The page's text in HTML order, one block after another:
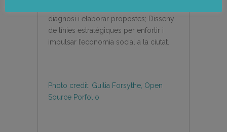
diagnosi i elaborar propostes; Disseny
de línies estratègiques per enfortir i
impulsar l’economia social a la ciutat.
Photo credit: Guilia Forsythe, Open
Source Porfolio